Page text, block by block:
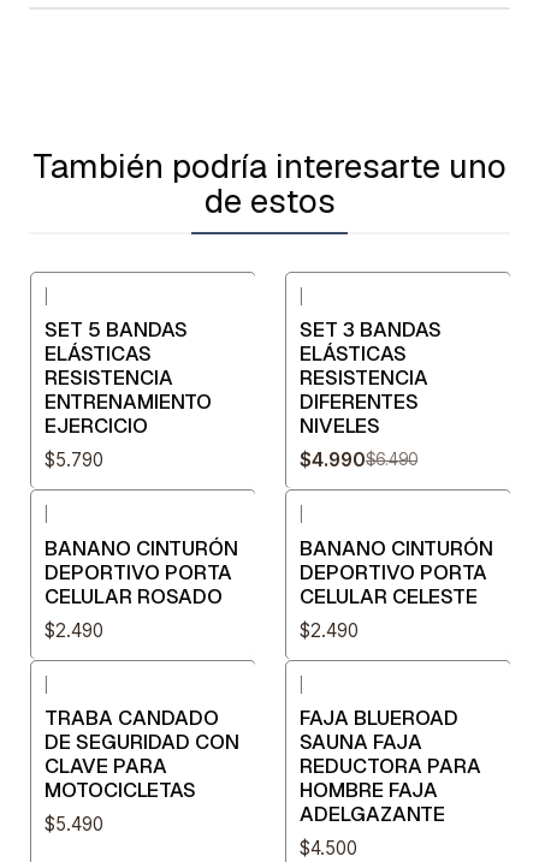
También podría interesarte uno
de estos
SET 5 BANDAS
ELÁSTICAS
RESISTENCIA
ENTRENAMIENTO
EJERCICIO
$5.790
SET 3 BANDAS
ELÁSTICAS
RESISTENCIA
DIFERENTES
NIVELES
$4.990$6.490
BANANO CINTURÓN
DEPORTIVO PORTA
CELULAR ROSADO
$2.490
BANANO CINTURÓN
DEPORTIVO PORTA
CELULAR CELESTE
$2.490
TRABA CANDADO
DE SEGURIDAD CON
CLAVE PARA
MOTOCICLETAS
$5.490
FAJA BLUEROAD
SAUNA FAJA
REDUCTORA PARA
HOMBRE FAJA
ADELGAZANTE
$4.500